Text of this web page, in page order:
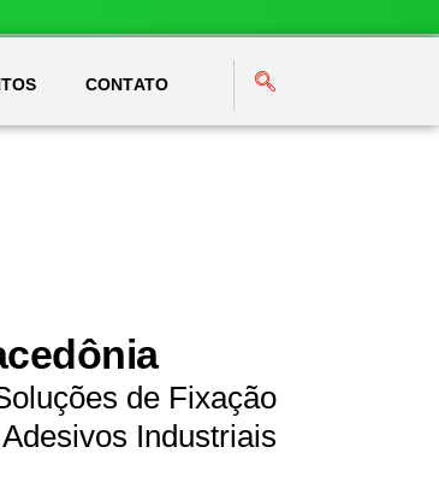
CONTATO
de Fixação
Industriais